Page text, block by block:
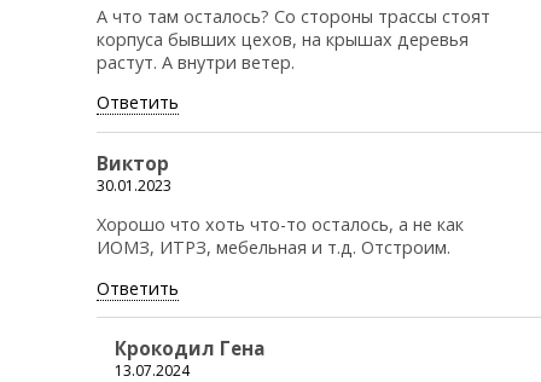
А что там осталось? Со стороны трассы стоят
корпуса бывших цехов, на крышах деревья
растут. А внутри ветер.
Ответить
Виктор
30.01.2023
Хорошо что хоть что-то осталось, а не как
ИОМЗ, ИТРЗ, мебельная и т.д. Отстроим.
Ответить
Крокодил Гена
13.07.2024